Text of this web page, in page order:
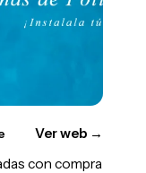
Ver web →
con compra